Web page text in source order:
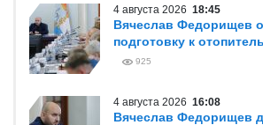
4 августа 2026 18:45
Вячеслав Федорищев
подготовку к
925
4 августа 2026 16:08
Вячеслав Федорищев